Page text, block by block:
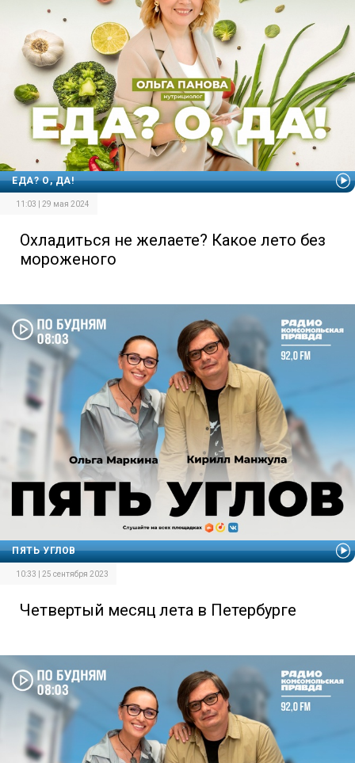
ЕДА? О, ДА!
11:03 | 29 мая 2024
Охладиться не желаете? Какое лето без
мороженого
ПЯТЬ УГЛОВ
10:33 | 25 сентября 2023
Четвертый месяц лета в Петербурге